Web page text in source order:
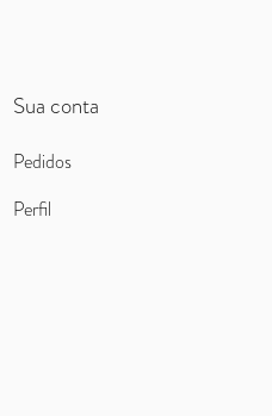
Sua conta
Pedidos
Perfil